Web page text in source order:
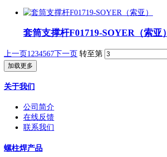
套筒支撑杆F01719-SOYER（索亚）
上一页1 234567下一页 转至第
加载更多
关于我们
公司简介
在线反馈
联系我们
螺柱焊产品